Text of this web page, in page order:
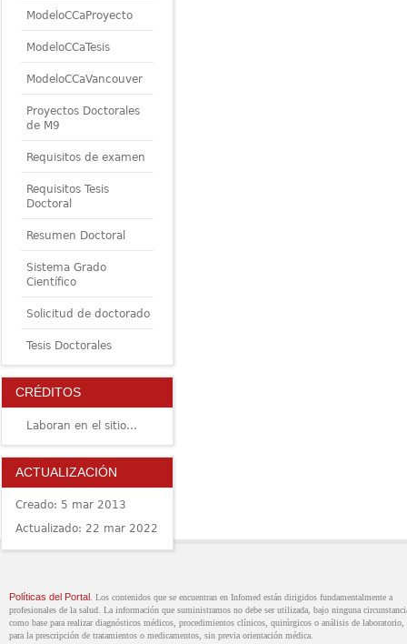
ModeloCCaProyecto
ModeloCCaTesis
ModeloCCaVancouver
Proyectos Doctorales
de M9
Requisitos de examen
Requisitos Tesis
Doctoral
Resumen Doctoral
Sistema Grado
Científico
Solicitud de doctorado
Tesis Doctorales
CRÉDITOS
Laboran en el sitio…
ACTUALIZACIÓN
Creado: 5 mar 2013
Actualizado: 22 mar 2022
Políticas del Portal . Los contenidos que se encuentran en Infomed están dirigidos fundamentalmente a
profesionales de la salud. La información que suministramos no debe ser utilizada, bajo ninguna
como base para realizar diagnósticos médicos, procedimientos clínicos, quirúrgicos o análisis de laboratorio,
para la prescripción de tratamientos o medicamentos, sin previa orientación médica.